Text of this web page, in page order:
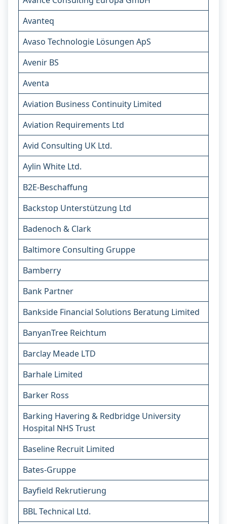
Avanteq
Avaso Technologie Lösungen ApS
Avenir BS
Aventa
Aviation Business Continuity Limited
Aviation Requirements Ltd
Avid Consulting UK Ltd.
Aylin White Ltd.
B2E-Beschaffung
Backstop Unterstützung Ltd
Badenoch & Clark
Baltimore Consulting Gruppe
Bamberry
Bank Partner
Bankside Financial Solutions Beratung Limited
BanyanTree Reichtum
Barclay Meade LTD
Barhale Limited
Barker Ross
Barking Havering & Redbridge University
Hospital NHS Trust
Baseline Recruit Limited
Bates-Gruppe
Bayfield Rekrutierung
BBL Technical Ltd.